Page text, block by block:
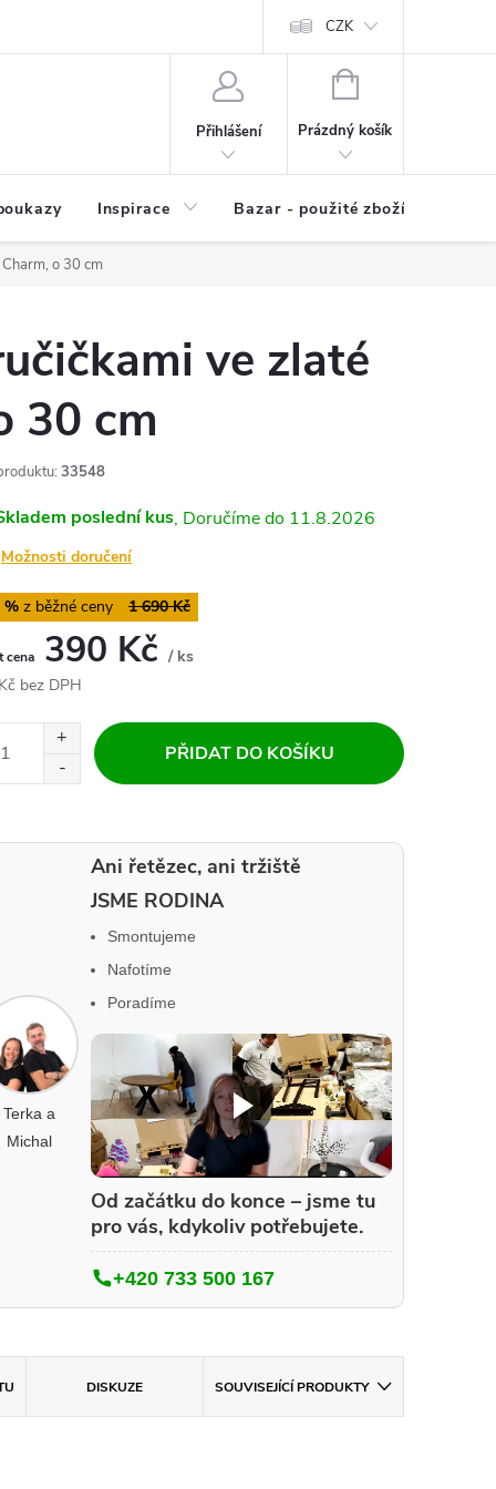
zboží Kvalita zboží Spolupráce |
CZK
Přihlášení
NÁKUPNÍ
Prázdný košík
Inspirace Bazar - použité zboží
o 30 cm
ve zlaté
30 cm
33548
poslední kus 11.8.2026
Možnosti doručení
1 690 Kč
%
390 Kč / ks
bez DPH
PŘIDAT DO KOŠÍKU
Terka a
Michal
Ani řetězec, ani tržiště
JSME RODINA
Smontujeme
Nafotíme
Poradíme
Od začátku do konce – jsme tu
pro vás, kdykoliv potřebujete.
+420 733 500 167
DISKUZE SOUVISEJÍCÍ PRODUKTY